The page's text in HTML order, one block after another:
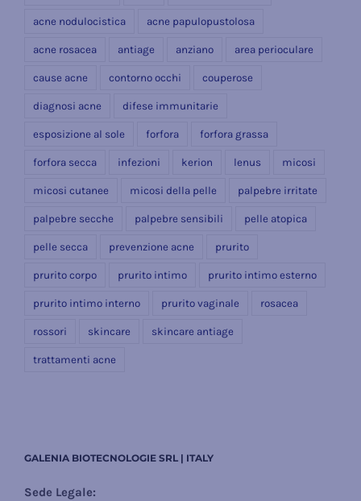
acne nodulocistica acne papulopustolosa
acne rosacea antiage anziano area perioculare
cause acne contorno occhi couperose
diagnosi acne difese immunitarie
esposizione al sole forfora forfora grassa
forfora secca infezioni kerion lenus micosi
micosi cutanee micosi della pelle palpebre irritate
palpebre secche palpebre sensibili pelle atopica
pelle secca prevenzione acne prurito
prurito corpo prurito intimo prurito intimo esterno
prurito intimo interno prurito vaginale rosacea
rossori skincare skincare antiage
trattamenti acne
GALENIA BIOTECNOLOGIE SRL | ITALY
Sede Legale: